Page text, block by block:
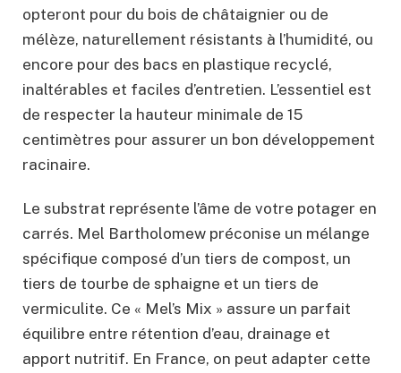
opteront pour du bois de châtaignier ou de
mélèze, naturellement résistants à l’humidité, ou
encore pour des bacs en plastique recyclé,
inaltérables et faciles d’entretien. L’essentiel est
de respecter la hauteur minimale de 15
centimètres pour assurer un bon développement
racinaire.
Le substrat représente l’âme de votre potager en
carrés. Mel Bartholomew préconise un mélange
spécifique composé d’un tiers de compost, un
tiers de tourbe de sphaigne et un tiers de
vermiculite. Ce « Mel’s Mix » assure un parfait
équilibre entre rétention d’eau, drainage et
apport nutritif. En France, on peut adapter cette